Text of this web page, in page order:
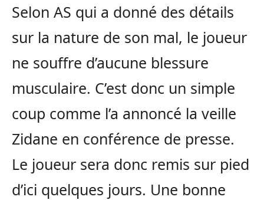
Selon AS qui a donné des détails
sur la nature de son mal, le joueur
ne souffre d’aucune blessure
musculaire. C’est donc un simple
coup comme l’a annoncé la veille
Zidane en conférence de presse.
Le joueur sera donc remis sur pied
d’ici quelques jours. Une bonne